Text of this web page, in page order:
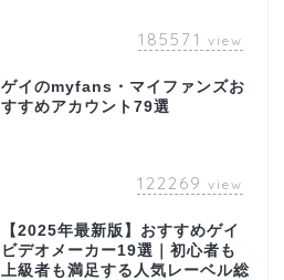
185571 view
ゲイのmyfans・マイファンズお
すすめアカウント79選
122269 view
【2025年最新版】おすすめゲイ
ビデオメーカー19選｜初心者も
上級者も満足する人気レーベル総